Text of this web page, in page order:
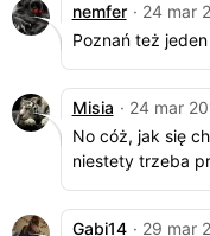
nemfer · 24 mar
Poznań też
Misia · 24 mar
No cóż, jak się
niestety trzeba
Gabi14 · 29 mar